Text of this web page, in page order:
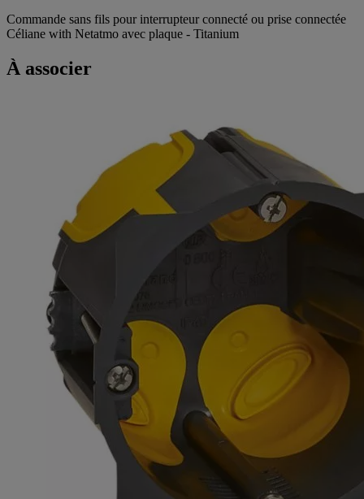
Commande sans fils pour interrupteur connecté ou prise connectée
Céliane with Netatmo avec plaque - Titanium
À associer